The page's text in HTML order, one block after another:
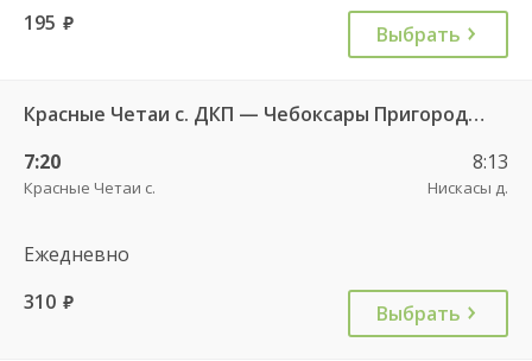
195 руб. Выбрать
Красные Четаи с. ДКП — Чебоксары Пригородный АВ ч/з Нискасы д. 533
7:20
Красные Четаи с.
8:13
Нискасы д.
Ежедневно
310 руб. Выбрать